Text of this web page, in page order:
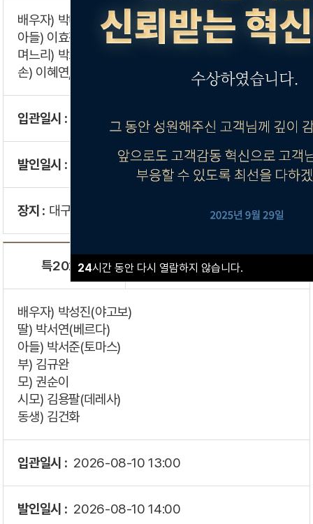
24시간 동안 다시 열람하지 않습니다.
배우자) 박태출
아들) 이효진, 이영진, 이경진
며느리) 박소연, 황지현
손) 이혜연, 이준원, 이상훈, 이기훈
입관일시 : 2026-08-1010:00
발인일시 : 2026-08-1107:00
장지 : 대구명복공원
특202호 고인 : 김은정(프란체스카)
배우자) 박성진(야고보)
딸) 박서연(베르다)
아들) 박서준(토마스)
부) 김규완
모) 권순이
시모) 김용팔(데레사)
동생) 김건화
입관일시 : 2026-08-10 13:00
발인일시 : 2026-08-10 14:00